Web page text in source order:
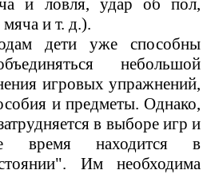
и т. д.).
дети уже способны
небольшой
игровых упражнений,
и предметы. Однако,
в выборе игр и
время находится в
Им необходима